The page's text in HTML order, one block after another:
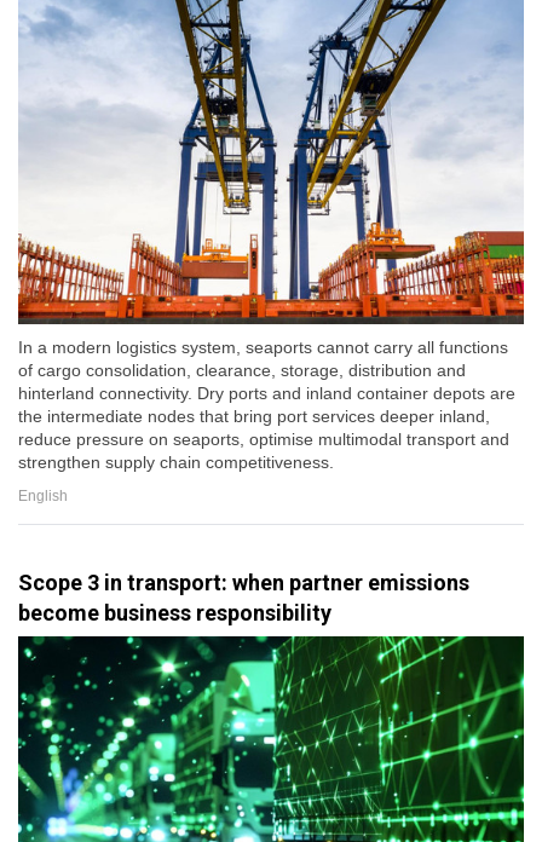
In a modern logistics system, seaports cannot carry all functions
of cargo consolidation, clearance, storage, distribution and
hinterland connectivity. Dry ports and inland container depots are
the intermediate nodes that bring port services deeper inland,
reduce pressure on seaports, optimise multimodal transport and
strengthen supply chain competitiveness.
English
Scope 3 in transport: when partner emissions
become business responsibility